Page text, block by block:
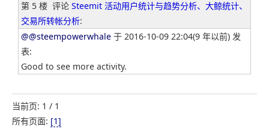
第 5 楼 评论 Steemit 活动用户统计与趋势分析、大鲸统计、
交易所转帐分析:
@@steempowerwhale 于 2016-10-09 22:04(9 年以前) 发
表:
Good to see more activity.
当前页: 1 / 1
所有页面: [1]